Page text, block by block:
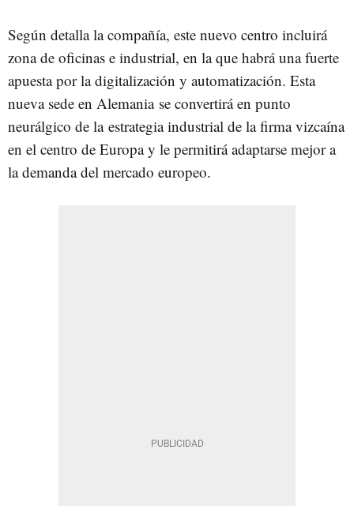
Según detalla la compañía, este nuevo centro incluirá
zona de oficinas e industrial, en la que habrá una fuerte
apuesta por la digitalización y automatización. Esta
nueva sede en Alemania se convertirá en punto
neurálgico de la estrategia industrial de la firma vizcaína
en el centro de Europa y le permitirá adaptarse mejor a
la demanda del mercado europeo.